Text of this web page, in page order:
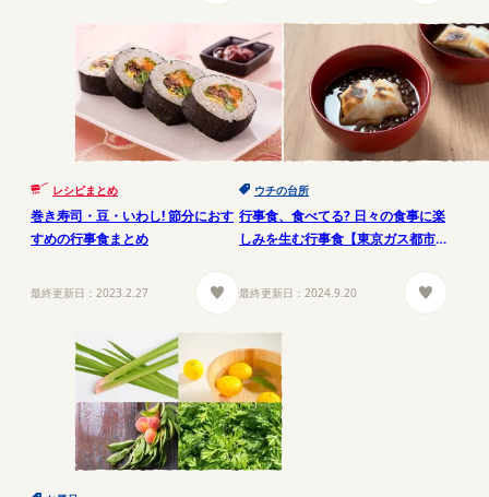
レシピまとめ
巻き寿司・豆・いわし! 節分におす
すめの行事食まとめ
最終更新日： 2023.2.27
ウチの台所
行事食、食べてる? 日々の食事に楽
しみを生む行事食【東京ガス都市
最終更新日： 2024.9.20